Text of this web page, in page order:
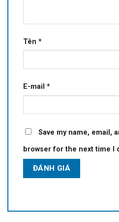
Tên *
E-mail *
Save my name, email,
browser for the next time I